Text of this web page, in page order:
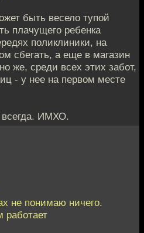
быть весело тупой
плачущего ребенка
поликлиники, на
сбегать, а еще в магазин
же, среди всех этих забот,
- у нее на первом месте
всегда. ИМХО.
не понимаю ничего.
работает